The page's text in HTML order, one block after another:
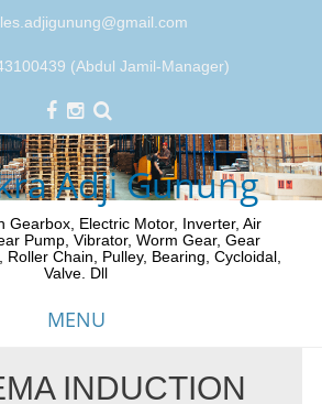
(Abdul Jamil-Manager)
Adji Gunung
Gearbox, Electric Motor, Inverter, Air
Pump, Vibrator, Worm Gear, Gear
Roller Chain, Pulley, Bearing, Cycloidal,
Valve. Dll
MENU
INDUCTION